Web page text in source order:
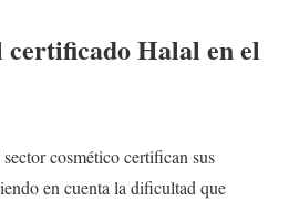
Halal en el
cosmético certifican sus
en cuenta la dificultad que